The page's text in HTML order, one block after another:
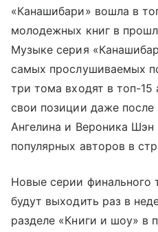
«Канашибари» вошла в
молодежных книг в
Музыке серия
самых прослушиваемых
три тома входят в топ-
свои позиции даже после
Ангелина и Вероника
популярных авторов в
Новые серии финального
будут выходить раз в
разделе «Книги и шоу» в